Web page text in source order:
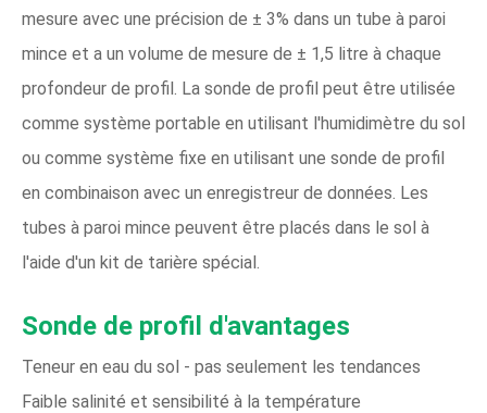
mesure avec une précision de ± 3% dans un tube à paroi
mince et a un volume de mesure de ± 1,5 litre à chaque
profondeur de profil. La sonde de profil peut être utilisée
comme système portable en utilisant l'humidimètre du sol
ou comme système fixe en utilisant une sonde de profil
en combinaison avec un enregistreur de données. Les
tubes à paroi mince peuvent être placés dans le sol à
l'aide d'un kit de tarière spécial.
Sonde de profil d'avantages
Teneur en eau du sol - pas seulement les tendances
Faible salinité et sensibilité à la température